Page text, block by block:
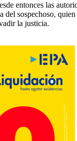
entonces las
del sospechoso,
la justicia.